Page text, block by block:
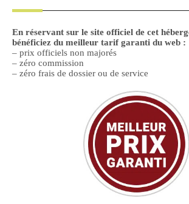
En réservant sur le site officiel de cet
bénéficiez du meilleur tarif garanti du web :
– prix officiels non majorés
– zéro commission
– zéro frais de dossier ou de service